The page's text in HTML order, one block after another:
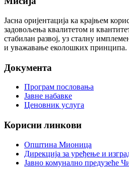
Јасна оријентација ка крајњем
задовољења квалитетом и
стабилан развој, уз сталну
и уважавање еколошких принципа.
Документа
Програм пословања
Јавне набавке
Ценовник услуга
Корисни линкови
Општина Мионица
Дирекција за уређење и
Јавно комунално предузеће